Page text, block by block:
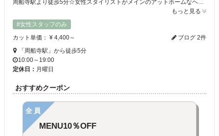
周船寺駅より徒歩5分☆女性スタイリストがメインのアットホームなヘアサロンです☆カウンセリングを大切にして、お客様のご希望を丁寧にお伺いし、理想のスタイルに仕上げます☆ 話題の頭浸浴や髪質改善、前髪クロスパーマで髪の悩みや疲れを改善して行きましょう! 是非Coqouへお越しください☆
もっと見る
#女性スタッフのみ
カット単価： ¥ 4,400～
ブログ 2件
「周船寺駅」から徒歩5分
10:00～19:00
定休日： 月曜日
おすすめクーポン
全員
MENU10％OFF